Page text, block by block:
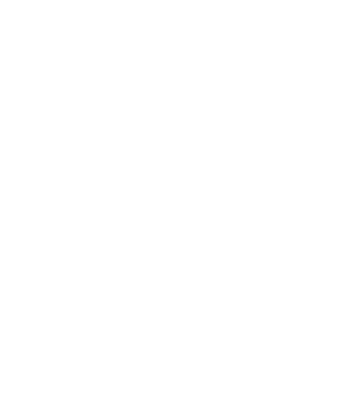
初めてのサイト制作で何を
現状の課題抽出やサイトの